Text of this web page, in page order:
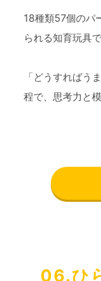
18種類57個のパ
られる知育玩具で
「どうすればう
程で、思考力と
06.ひ